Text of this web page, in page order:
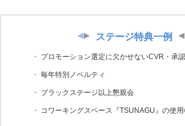
ステージ特典一例
プロモーション選定に欠かせないCVR・承
毎年特別ノベルティ
ブラックステージ以上懇親会
コワーキングスペース『TSUNAGU』の使用